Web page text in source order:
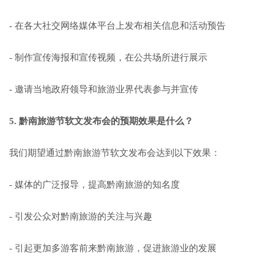
- 在各大社交网络媒体平台上发布相关信息和活动预告
- 制作宣传海报和宣传视频，在公共场所进行展示
- 邀请当地政府领导和旅游业界代表参与并宣传
5. 黔南旅游节软文发布会的预期效果是什么？
我们期望通过黔南旅游节软文发布会达到以下效果：
- 媒体的广泛报导，提高黔南旅游的知名度
- 引发公众对黔南旅游的关注与兴趣
- 引起更加多游客前来黔南旅游，促进旅游业的发展